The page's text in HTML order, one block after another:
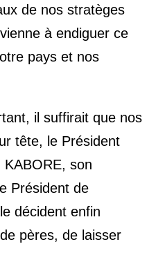
de nos stratèges
à endiguer ce
pays et nos
il suffirait que nos
tête, le Président
son
Président de
décident enfin
pères, de laisser